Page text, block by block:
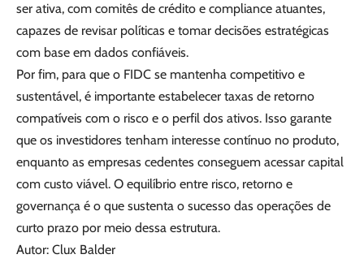
ser ativa, com comitês de crédito e compliance atuantes,
capazes de revisar políticas e tomar decisões estratégicas
com base em dados confiáveis.
Por fim, para que o FIDC se mantenha competitivo e
sustentável, é importante estabelecer taxas de retorno
compatíveis com o risco e o perfil dos ativos. Isso garante
que os investidores tenham interesse contínuo no produto,
enquanto as empresas cedentes conseguem acessar capital
com custo viável. O equilíbrio entre risco, retorno e
governança é o que sustenta o sucesso das operações de
curto prazo por meio dessa estrutura.
Autor: Clux Balder